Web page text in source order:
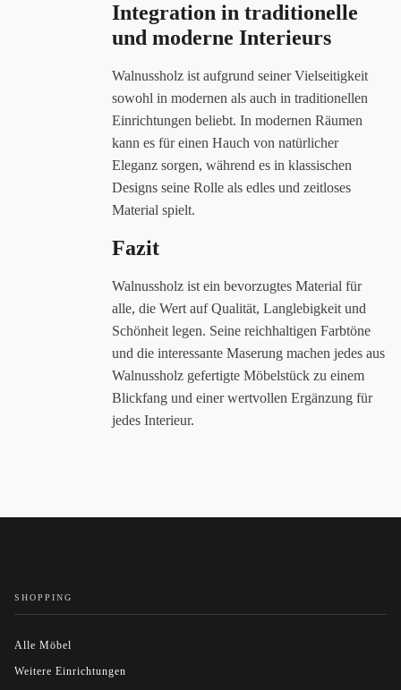
Integration in traditionelle
und moderne Interieurs
Walnussholz ist aufgrund seiner Vielseitigkeit
sowohl in modernen als auch in traditionellen
Einrichtungen beliebt. In modernen Räumen
kann es für einen Hauch von natürlicher
Eleganz sorgen, während es in klassischen
Designs seine Rolle als edles und zeitloses
Material spielt.
Fazit
Walnussholz ist ein bevorzugtes Material für
alle, die Wert auf Qualität, Langlebigkeit und
Schönheit legen. Seine reichhaltigen Farbtöne
und die interessante Maserung machen jedes aus
Walnussholz gefertigte Möbelstück zu einem
Blickfang und einer wertvollen Ergänzung für
jedes Interieur.
SHOPPING
Alle Möbel
Weitere Einrichtungen